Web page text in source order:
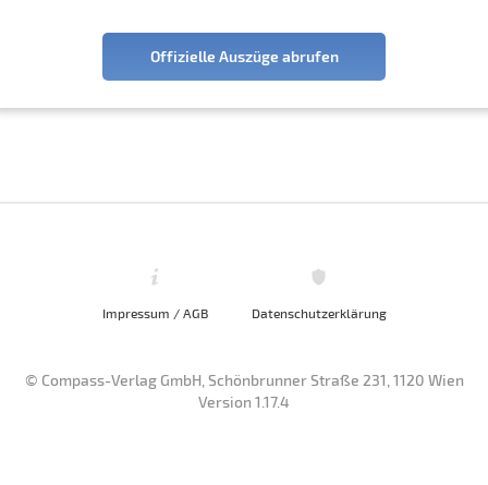
Offizielle Auszüge abrufen
Impressum / AGB Datenschutzerklärung
© Compass-Verlag GmbH, Schönbrunner Straße 231, 1120 Wien
Version 1.17.4